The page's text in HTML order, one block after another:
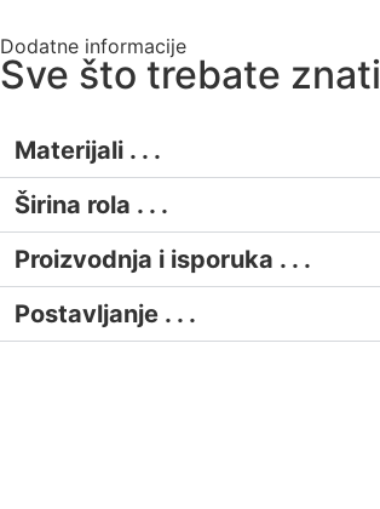
Dodatne informacije
Sve što trebate znati
Materijali . . .
Širina rola . . .
Proizvodnja i isporuka . . .
Postavljanje . . .